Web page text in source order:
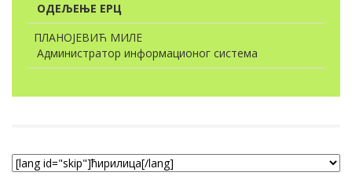
ОДЕЉЕЊЕ ЕРЦ
ПЛАНОЈЕВИЋ МИЛЕ
Администратор информационог система